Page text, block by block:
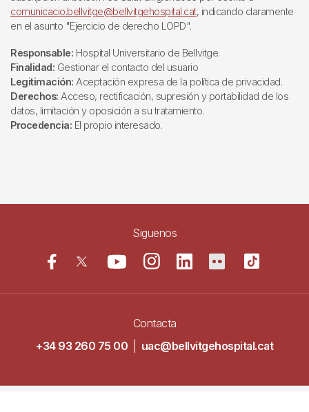
comunicacio.bellvitge@bellvitgehospital.cat, indicando claramente
en el asunto "Ejercicio de derecho LOPD".
Responsable: Hospital Universitario de Bellvitge.
Finalidad: Gestionar el contacto del usuario
Legitimación: Aceptación expresa de la política de privacidad.
Derechos: Acceso, rectificación, supresión y portabilidad de los
datos, limitación y oposición a su tratamiento.
Procedencia: El propio interesado.
Siguenos
Contacta
+34 93 260 75 00
uac@bellvitgehospital.cat